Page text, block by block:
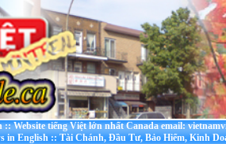
::Website tiếng Việt lớn nhất Canada email:
in English::Tài Chánh, Đầu Tư, Bảo Hiểm, Kinh